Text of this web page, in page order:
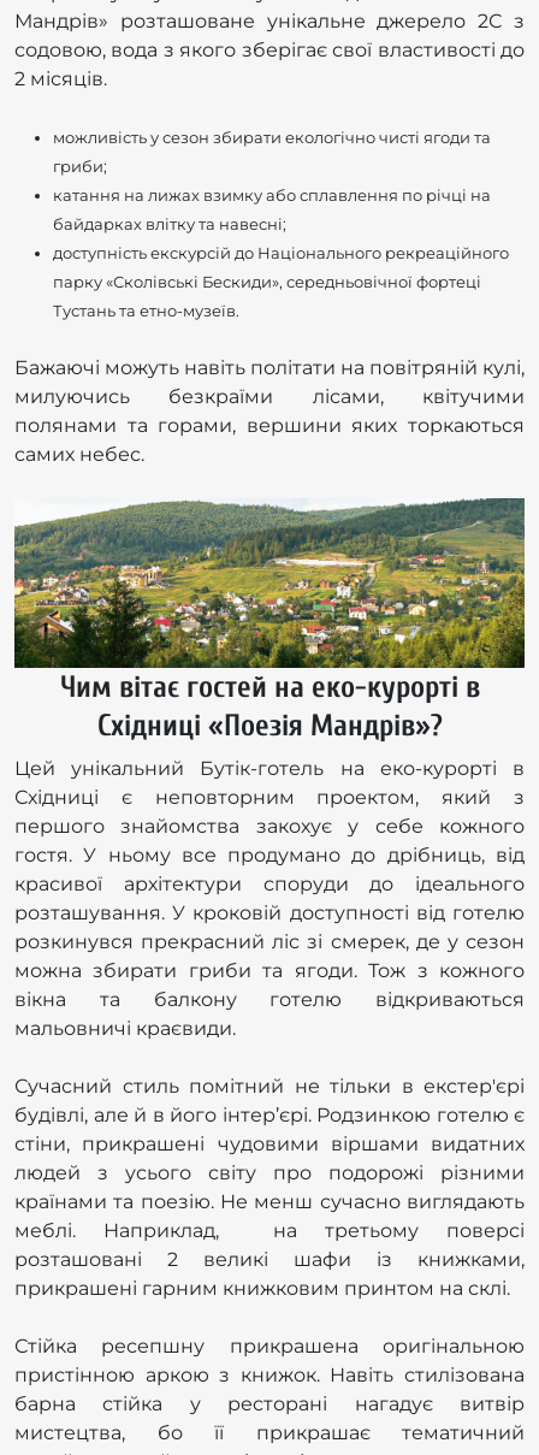
Мандрів» розташоване унікальне джерело 2С з
содовою, вода з якого зберігає свої властивості до
2 місяців.
можливість у сезон збирати екологічно чисті ягоди та
гриби;
катання на лижах взимку або сплавлення по річці на
байдарках влітку та навесні;
доступність екскурсій до Національного рекреаційного
парку «Сколівські Бескиди», середньовічної фортеці
Тустань та етно-музеїв.
Бажаючі можуть навіть політати на повітряній кулі,
милуючись безкраїми лісами, квітучими
полянами та горами, вершини яких торкаються
самих небес.
Чим вітає гостей на еко-курорті в
Східниці «Поезія Мандрів»?
Цей унікальний Бутік-готель на еко-курорті в
Східниці є неповторним проектом, який з
першого знайомства закохує у себе кожного
гостя. У ньому все продумано до дрібниць, від
красивої архітектури споруди до ідеального
розташування. У кроковій доступності від готелю
розкинувся прекрасний ліс зі смерек, де у сезон
можна збирати гриби та ягоди. Тож з кожного
вікна та балкону готелю відкриваються
мальовничі краєвиди.
Сучасний стиль помітний не тільки в екстер'єрі
будівлі, але й в його інтер’єрі. Родзинкою готелю є
стіни, прикрашені чудовими віршами видатних
людей з усього світу про подорожі різними
країнами та поезію. Не менш сучасно виглядають
меблі. Наприклад, на третьому поверсі
розташовані 2 великі шафи із книжками,
прикрашені гарним книжковим принтом на склі.
Стійка ресепшну прикрашена оригінальною
пристінною аркою з книжок. Навіть стилізована
барна стійка у ресторані нагадує витвір
мистецтва, бо її прикрашає тематичний